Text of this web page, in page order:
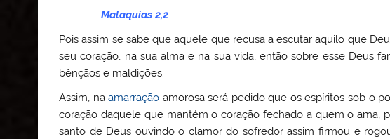
Malaquias 2,2
Pois assim se sabe que aquele que recusa a escutar aquilo que
seu coração, na sua alma e na sua vida, então sobre esse Deus
bênçãos e maldições.
Assim, naamarração amorosa será pedido que os espíritos sob o
coração daquele que mantém o coração fechado a quem o ama,
santo de Deus ouvindo o clamor do sofredor assim firmou e